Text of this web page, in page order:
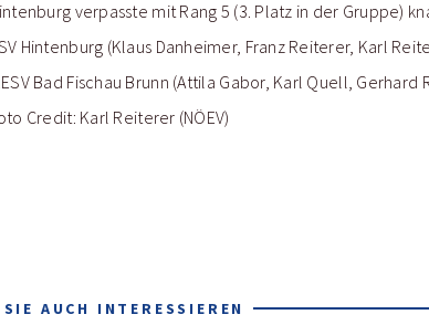
verpasste mit Rang 5 (3. Platz in der Gruppe)
Hintenburg (Klaus Danheimer, Franz Reiterer, Karl
Bad Fischau Brunn (Attila Gabor, Karl Quell,
Credit: Karl Reiterer (NÖEV)
AUCH INTERESSIEREN